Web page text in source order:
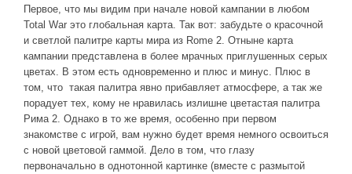
Первое, что мы видим при начале новой кампании в любом
Total War это глобальная карта. Так вот: забудьте о красочной
и светлой палитре карты мира из Rome 2. Отныне карта
кампании представлена в более мрачных приглушенных серых
цветах. В этом есть одновременно и плюс и минус. Плюс в
том, что такая палитра явно прибавляет атмосфере, а так же
порадует тех, кому не нравилась излишне цветастая палитра
Рима 2. Однако в то же время, особенно при первом
знакомстве с игрой, вам нужно будет время немного освоиться
с новой цветовой гаммой. Дело в том, что глазу
первоначально в однотонной картинке (вместе с размытой